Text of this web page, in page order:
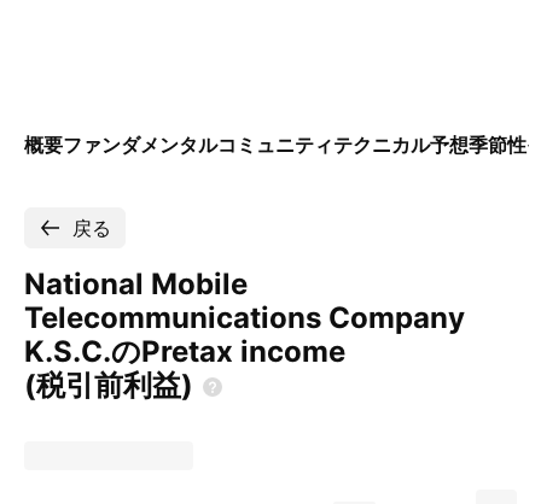
概要ファンダメンタルコミュニティテクニカル予想季節性
戻る
National Mobile
Telecommunications Company
K.S.C.のPretax income
(税引前利益)